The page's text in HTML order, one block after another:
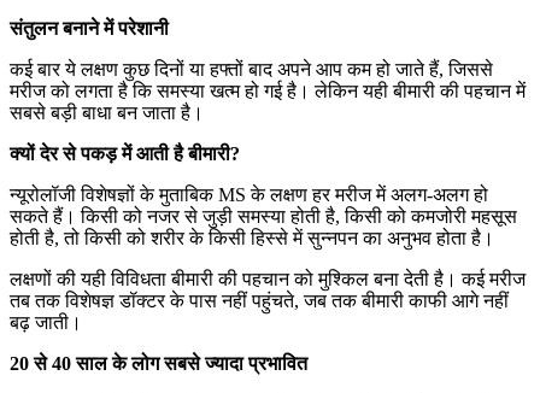
संतुलन बनाने में परेशानी
कई बार ये लक्षण कुछ दिनों या हफ्तों बाद अपने आप कम हो जाते हैं, जिससे
मरीज को लगता है कि समस्या खत्म हो गई है। लेकिन यही बीमारी की पहचान में
सबसे बड़ी बाधा बन जाता है।
क्यों देर से पकड़ में आती है बीमारी?
न्यूरोलॉजी विशेषज्ञों के मुताबिक MS के लक्षण हर मरीज में अलग-अलग हो
सकते हैं। किसी को नजर से जुड़ी समस्या होती है, किसी को कमजोरी महसूस
होती है, तो किसी को शरीर के किसी हिस्से में सुन्नपन का अनुभव होता है।
लक्षणों की यही विविधता बीमारी की पहचान को मुश्किल बना देती है। कई मरीज
तब तक विशेषज्ञ डॉक्टर के पास नहीं पहुंचते, जब तक बीमारी काफी आगे नहीं
बढ़ जाती।
20 से 40 साल के लोग सबसे ज्यादा प्रभावित